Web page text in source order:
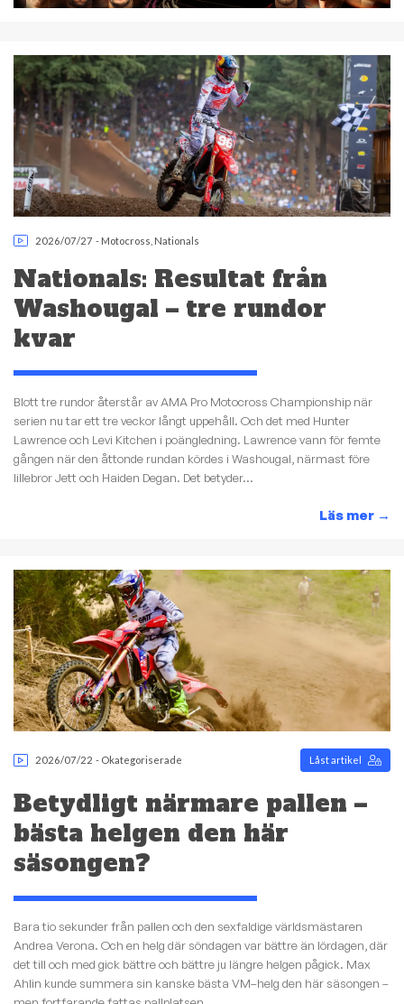
2026/07/27 - Motocross Nationals
Nationals: Resultat från
Washougal – tre rundor
kvar
Blott tre rundor återstår av AMA Pro Motocross Championship när
serien nu tar ett tre veckor långt uppehåll. Och det med Hunter
Lawrence och Levi Kitchen i poängledning. Lawrence vann för femte
gången när den åttonde rundan kördes i Washougal, närmast före
lillebror Jett och Haiden Degan. Det betyder...
Läs mer →
2026/07/22 - Okategoriserade Låst artikel
Betydligt närmare pallen –
bästa helgen den här
säsongen?
Bara tio sekunder från pallen och den sexfaldige världsmästaren
Andrea Verona. Och en helg där söndagen var bättre än lördagen, där
det till och med gick bättre och bättre ju längre helgen pågick. Max
Ahlin kunde summera sin kanske bästa VM–helg den här säsongen –